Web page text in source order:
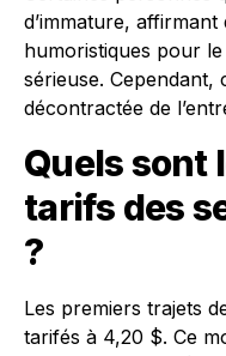
d’immature,
humoristiques pour
sérieuse. Cependant,
décontractée de
Quels sont
tarifs des
?
Les premiers trajets
tarifés à 4,20 $. Ce